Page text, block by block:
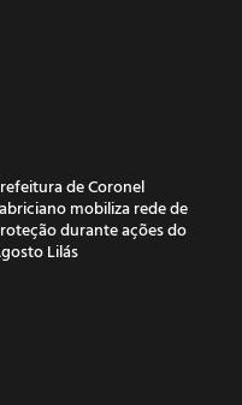
de Coronel
mobiliza rede de
durante ações do
Lilás